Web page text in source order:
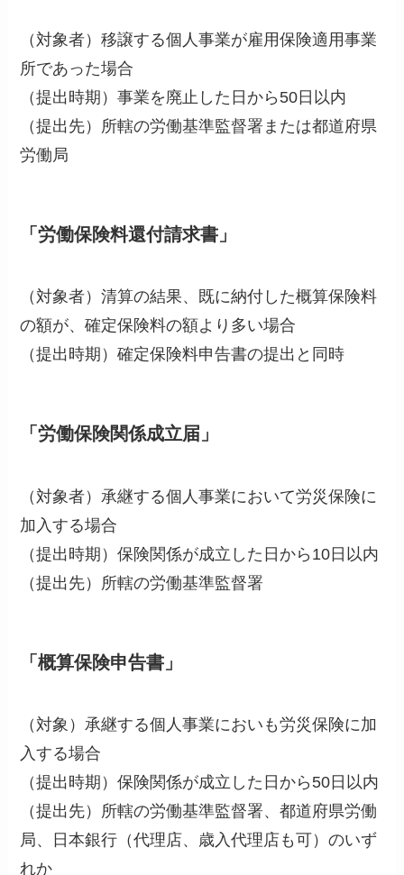
（対象者）移譲する個人事業が雇用保険適用事業
所であった場合
（提出時期）事業を廃止した日から50日以内
（提出先）所轄の労働基準監督署または都道府県
労働局
「労働保険料還付請求書」
（対象者）清算の結果、既に納付した概算保険料
の額が、確定保険料の額より多い場合
（提出時期）確定保険料申告書の提出と同時
「労働保険関係成立届」
（対象者）承継する個人事業において労災保険に
加入する場合
（提出時期）保険関係が成立した日から10日以内
（提出先）所轄の労働基準監督署
「概算保険申告書」
（対象）承継する個人事業においも労災保険に加
入する場合
（提出時期）保険関係が成立した日から50日以内
（提出先）所轄の労働基準監督署、都道府県労働
局、日本銀行（代理店、歳入代理店も可）のいず
れか